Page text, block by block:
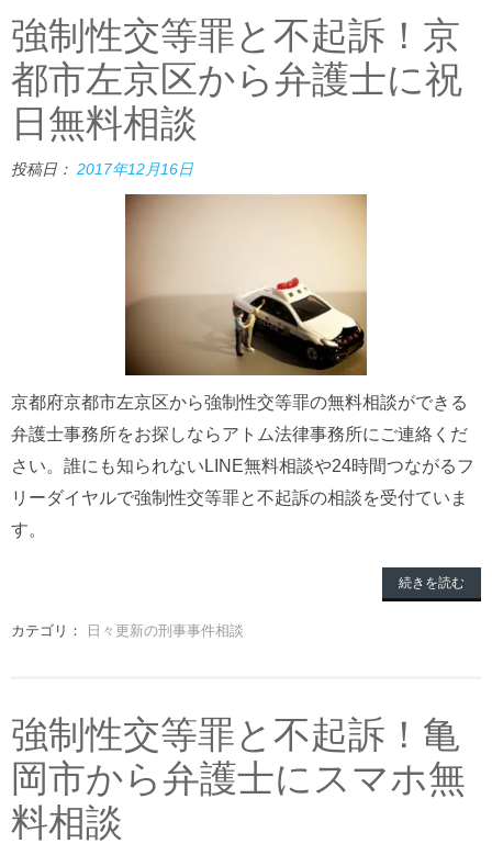
強制性交等罪と不起訴！京
都市左京区から弁護士に祝
日無料相談
投稿日： 2017年12月16日
京都府京都市左京区から強制性交等罪の無料相談ができる
弁護士事務所をお探しならアトム法律事務所にご連絡くだ
さい。誰にも知られないLINE無料相談や24時間つながるフ
リーダイヤルで強制性交等罪と不起訴の相談を受付ていま
す。
続きを読む
カテゴリ： 日々更新の刑事事件相談
強制性交等罪と不起訴！亀
岡市から弁護士にスマホ無
料相談